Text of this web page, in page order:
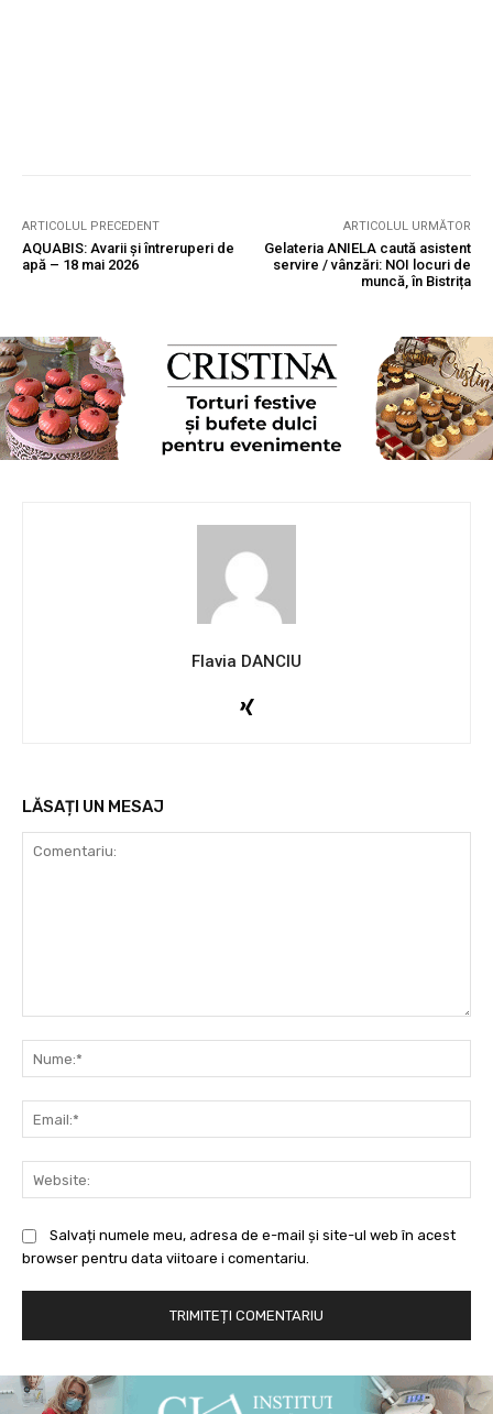
ARTICOLUL PRECEDENT
AQUABIS: Avarii și întreruperi de
apă – 18 mai 2026
ARTICOLUL URMĂTOR
Gelateria ANIELA caută asistent
servire / vânzări: NOI locuri de
muncă, în Bistrița
Flavia DANCIU
LĂSAȚI UN MESAJ
Salvați numele meu, adresa de e-mail și site-ul web în acest
browser pentru data viitoare i comentariu.